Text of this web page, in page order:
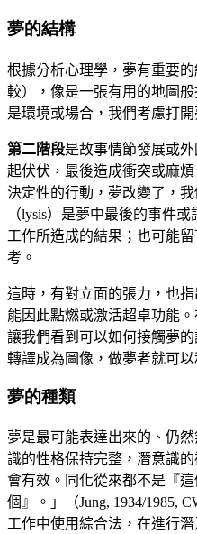
夢的結構
根據分析心理學，夢有重要
較），像是一張有用的地圖般
是環境或場合，我們考慮打
第二階段是故事情節發展或
起伏伏，最後造成衝突或麻煩
決定性的行動，夢改變了，
（lysis）是夢中最後的事件或
工作所造成的結果；也可能
考。
這時，有對立面的張力，也
能因此點燃或激活超卓功能
讓我們看到可以如何接觸夢
轉譯成為圖像，做夢者就可以
夢的種類
夢是最可能表達出來的、仍
識的性格保持完整，潛意識
會有效。同化從來都不是『
個』。」（Jung, 1934/1985,
工作中使用綜合法，在進行